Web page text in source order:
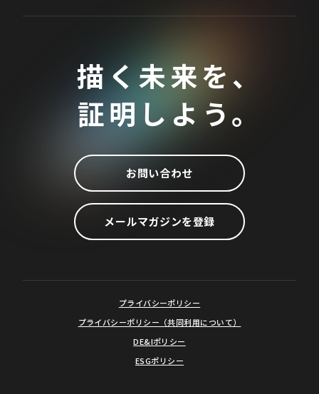
描く未来を、
証明しよう。
お問い合わせ
メールマガジンを登録
プライバシーポリシー
プライバシーポリシー（共同利用について）
DE&Iポリシー
ESGポリシー